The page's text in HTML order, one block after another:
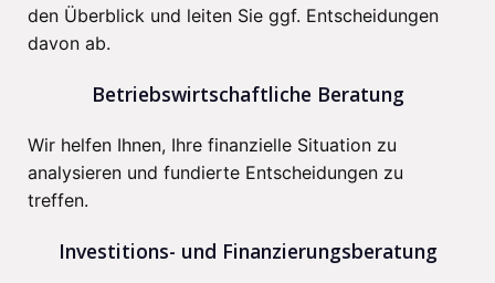
den Überblick und leiten Sie ggf. Entscheidungen
davon ab.
Betriebswirtschaftliche Beratung
Wir helfen Ihnen, Ihre finanzielle Situation zu
analysieren und fundierte Entscheidungen zu
treffen.
Investitions- und Finanzierungsberatung